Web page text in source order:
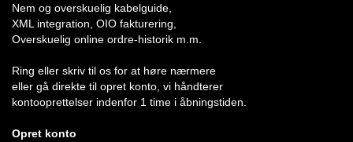
Nem og overskuelig kabelguide,
XML integration, OIO fakturering,
Overskuelig online ordre-historik m.m.
Ring eller skriv til os for at høre nærmere
eller gå direkte til opret konto, vi håndterer
kontooprettelser indenfor 1 time i åbningstiden.
Opret konto